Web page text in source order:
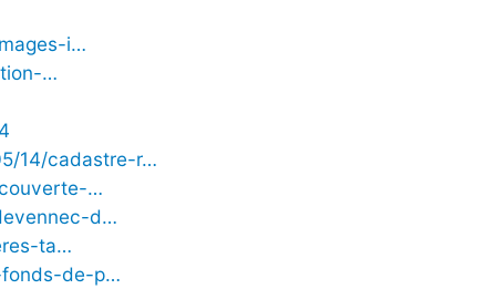
i…
…
14/cadastre-r…
…
d…
ta…
fonds-de-p…